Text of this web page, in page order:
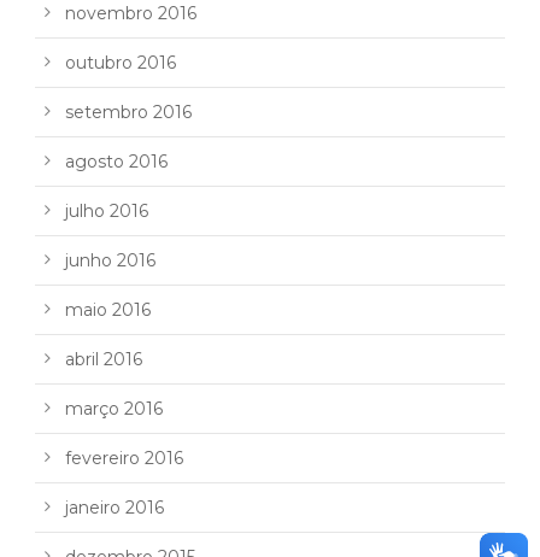
novembro 2016
outubro 2016
setembro 2016
agosto 2016
julho 2016
junho 2016
maio 2016
abril 2016
março 2016
fevereiro 2016
janeiro 2016